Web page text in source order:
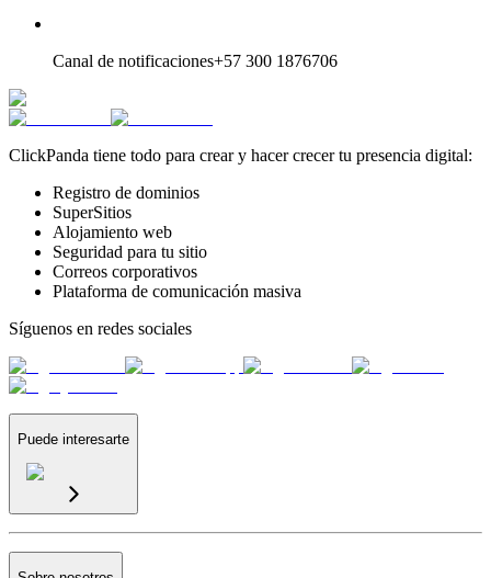
Canal de notificaciones+57 300 1876706
ClickPanda tiene todo para crear y hacer crecer tu presencia digital:
Registro de dominios
SuperSitios
Alojamiento web
Seguridad para tu sitio
Correos corporativos
Plataforma de comunicación masiva
Síguenos en redes sociales
Puede interesarte